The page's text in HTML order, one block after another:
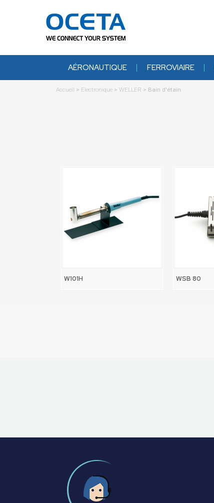
AÉRONAUTIQUE FERROVIAIRE
Accueil > Electronique > WELLER > Bain d'étain
W101H WSB 80